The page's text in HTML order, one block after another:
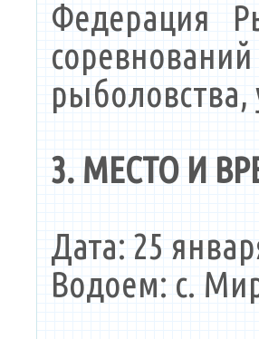
Федерация
3. МЕСТО И
Дата: 25
Водоем: с.